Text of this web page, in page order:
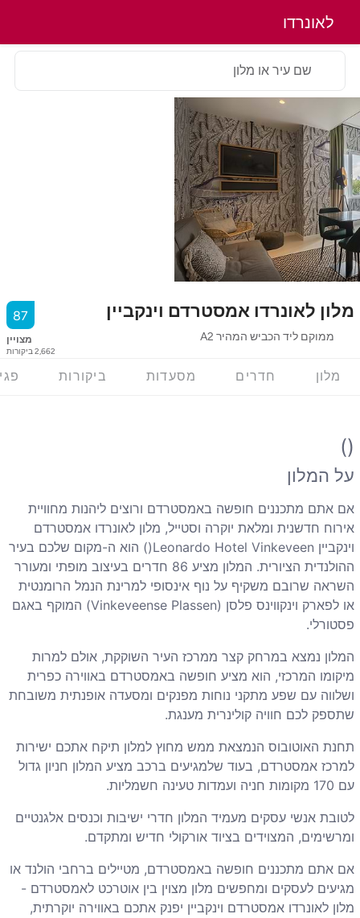
לאונרדו
מלון לאונרדו אמסטרדם וינקביין
ממוקם ליד הכביש המהיר A2
87
מצויין
2,662ביקורות
שם עיר או מלון
מלון חדרים מסעדות ביקורות
()
על המלון
אם אתם מתכננים חופשה באמסטרדם ורוצים ליהנות מחוויית
אירוח חדשנית ומלאת יוקרה וסטייל, מלון לאונרדו אמסטרדם
וינקביין Leonardo Hotel Vinkeveen
)) הוא ה-מקום שלכם בעיר
ההולנדית הציורית. המלון מציע 86 חדרים בעיצוב מופתי ומעורר
השראה שרובם משקיף על נוף אינסופי למרינת הנמל הרומנטית
או לפארק וינקווינס פלסן (Vinkeveense Plassen) המוקף באגם
פסטורלי.
המלון נמצא במרחק קצר ממרכז העיר השוקקת, אולם למרות
מיקומו המרכזי, הוא מציע חופשה באמסטרדם באווירה כפרית
ושלווה עם שפע מתקני נוחות מפנקים ומסעדה אופנתית משובחת
שתספק לכם חוויה קולינרית מענגת.
תחנת האוטובוס הנמצאת ממש מחוץ למלון תיקח אתכם ישירות
למרכז אמסטרדם, בעוד שלמגיעים ברכב מציע המלון חניון גדול
עם 170 מקומות חניה ועמדות טעינה חשמליות.
לטובת אנשי עסקים מעמיד המלון חדרי ישיבות וכנסים אלגנטיים
ומרשימים, המצוידים בציוד אורקולי חדיש ומתקדם.
אם אתם מתכננים חופשה באמסטרדם, מטיילים ברחבי הולנד או
מגיעים לעסקים ומחפשים מלון מצוין בין אוטרכט לאמסטרדם -
מלון לאונרדו אמסטרדם וינקביין יפנק אתכם באווירה יוקרתית,